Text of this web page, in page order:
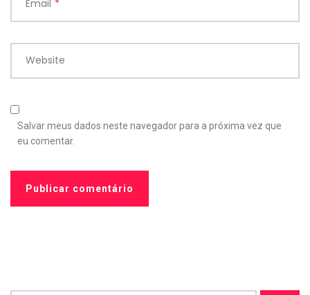
Email *
Website
Salvar meus dados neste navegador para a próxima vez que
eu comentar.